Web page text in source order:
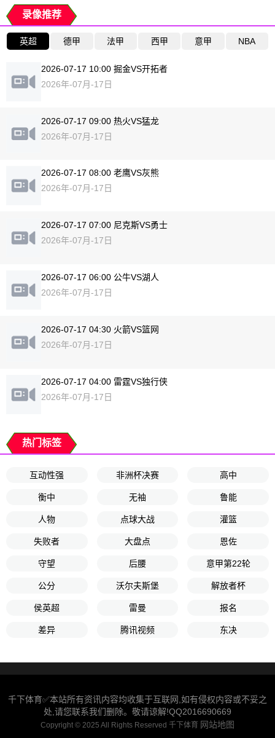
录像推荐
英超 德甲 法甲 西甲 意甲 NBA
2026-07-17 10:00 掘金VS开拓者
2026年-07月-17日
2026-07-17 09:00 热火VS猛龙
2026年-07月-17日
2026-07-17 08:00 老鹰VS灰熊
2026年-07月-17日
2026-07-17 07:00 尼克斯VS勇士
2026年-07月-17日
2026-07-17 06:00 公牛VS湖人
2026年-07月-17日
2026-07-17 04:30 火箭VS篮网
2026年-07月-17日
2026-07-17 04:00 雷霆VS独行侠
2026年-07月-17日
热门标签
互动性强 非洲杯决赛 高中
衡中 无袖 鲁能
人物 点球大战 灌篮
失败者 大盘点 恩佐
守望 后腰 意甲第22轮
公分 沃尔夫斯堡 解放者杯
侯英超 雷曼 报名
差异 腾讯视频 东决
千下体育✅本站所有资讯内容均收集于互联网,如有侵权内容或不妥之
处,请您联系我们删除。敬请谅解!QQ2016690669
Copyright © 2025 All Rights Reserved 千下体育 网站地图